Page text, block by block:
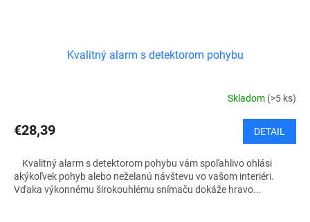
Kvalitný alarm s detektorom pohybu
Skladom (>5 ks)
€28,39 DETAIL
Kvalitný alarm s detektorom pohybu vám spoľahlivo ohlási
akýkoľvek pohyb alebo neželanú návštevu vo vašom interiéri.
Vďaka výkonnému širokouhlému snímaču dokáže hravo...